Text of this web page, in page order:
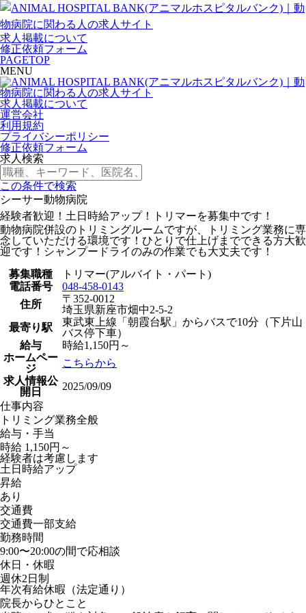
求人掲載について
修正依頼フォーム
PAGETOP
MENU
求人掲載について
運営会社
利用規約
プライバシーポリシー
修正依頼フォーム
求人検索
この条件で検索
シーサー動物病院
経験者歓迎！土日時給アップ！トリマーを募集中です！
動物病院併設のトリミングルームですが、トリミング業務に専
念していただける環境です！ひとりで仕上げまでできる方大歓
迎です！シャンプードライのみの作業でも大丈夫です！
募集職種
トリマー(アルバイト・パート)
電話番号
048-458-0143
住所
〒352-0012
埼玉県新座市畑中2-5-2
最寄り駅
東武東上線「朝霞台駅」からバスで10分（下片山
バス停下車）
給与
時給1,150円～
ホームペー
ジ
こちらから
求人情報公
開日
2025/09/09
仕事内容
トリミング業務全般
給与・手当
時給 1,150円～
経験者は考慮します
土日時給アップ
昇給
あり
交通費
交通費一部支給
勤務時間
9:00〜20:00の間で応相談
休日・休暇
週休2日制
年次有給休暇（法定通り）
院長からひとこと